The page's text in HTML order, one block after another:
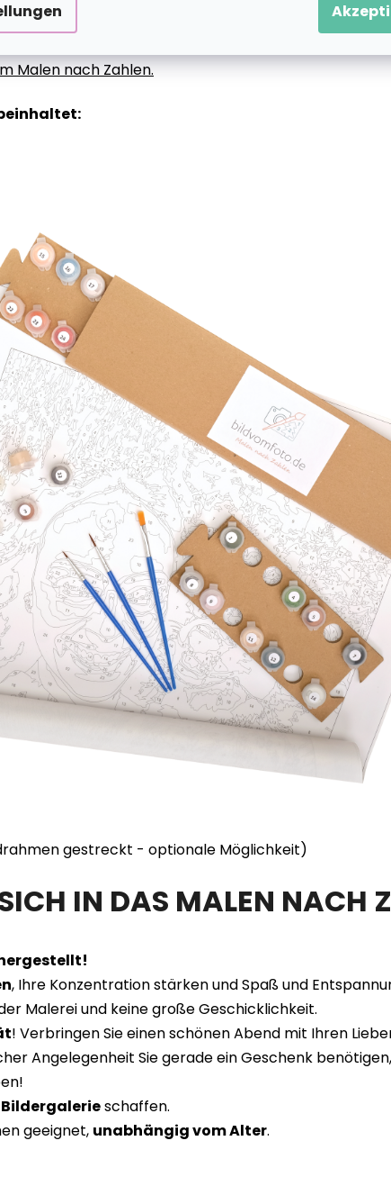
Malen nach Zahlen.
gestreckt - optionale Möglichkeit)
IN DAS MALEN NACH
, Ihre Konzentration stärken und Spaß und
Malerei und keine große Geschicklichkeit.
! Verbringen Sie einen schönen Abend mit Ihren
Angelegenheit Sie gerade ein Geschenk
schaffen.
geeignet, unabhängig vom Alter.